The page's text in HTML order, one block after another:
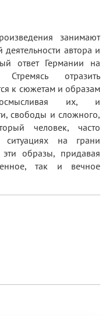
занимают
деятельности автора и
ответ Германии на
Стремясь отразить
к сюжетам и образам
их, и
свободы и сложного,
человек, часто
на грани
эти образы, придавая
так и вечное